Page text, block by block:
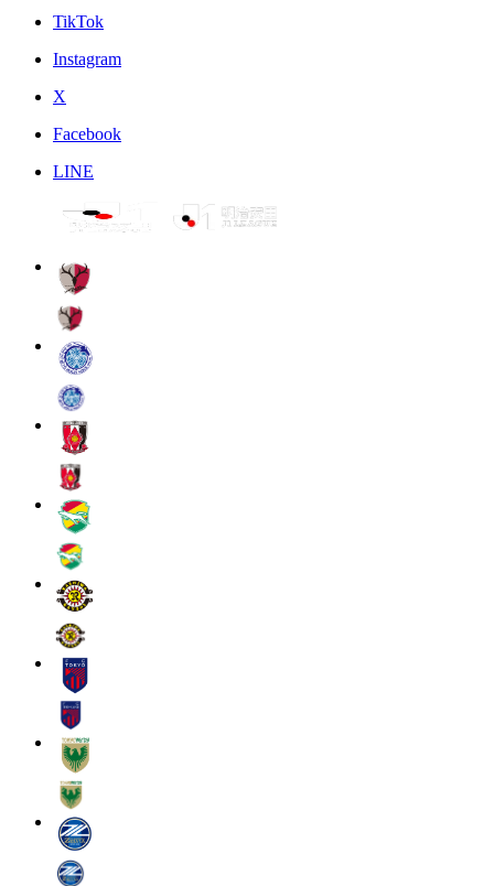
TikTok
Instagram
X
Facebook
LINE